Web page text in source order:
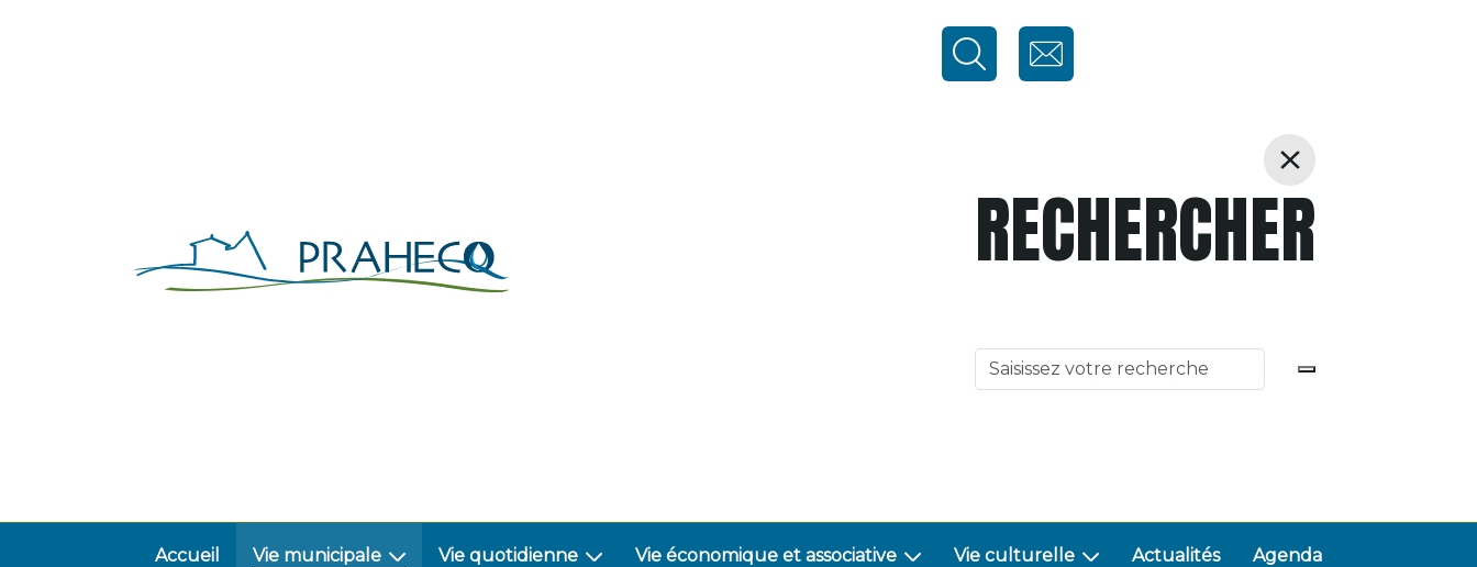
RECHERCHER
Accueil Vie municipale Vie quotidienne Vie économique et associative Vie culturelle Actualités Agenda